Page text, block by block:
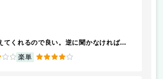
聞けば答えてくれるので良い。逆に聞かなければ答えてくれない。
楽単 4